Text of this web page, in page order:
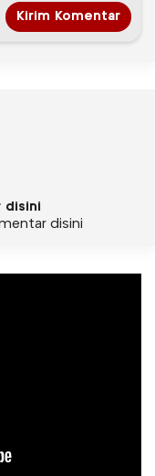
disini
disini